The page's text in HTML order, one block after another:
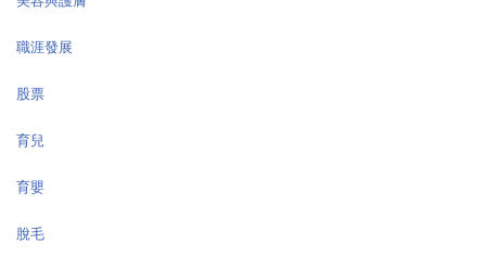
職涯發展
股票
育兒
育嬰
脫毛